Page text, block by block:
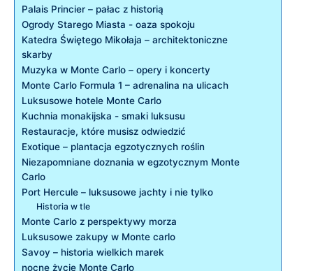
Palais Princier – pałac‌ z historią
Ogrody Starego Miasta -‍ oaza spokoju
Katedra ‍Świętego Mikołaja – architektoniczne
skarby
Muzyka w ​Monte Carlo⁤ – opery⁤ i koncerty
Monte Carlo Formula 1 – adrenalina na ulicach
Luksusowe hotele Monte Carlo
Kuchnia monakijska -⁣ smaki ⁣luksusu
Restauracje, które musisz odwiedzić
Exotique – plantacja ‍egzotycznych roślin
Niezapomniane doznania w egzotycznym Monte
Carlo
Port Hercule – luksusowe jachty‌ i nie tylko
Historia⁣ w tle
Monte ⁤Carlo z perspektywy morza
Luksusowe zakupy w ⁣Monte carlo
Savoy⁣ – historia wielkich marek
nocne życie Monte⁢ Carlo